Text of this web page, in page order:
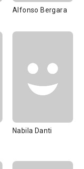
Alfonso Bergara
Nabila Danti